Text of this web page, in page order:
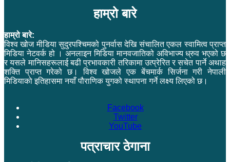
हाम्रो बारे
हाम्रो बारे:
विश्व खोज मीडिया सुदुरपश्चिमको पुनर्वास देखि संचालित एकल स्वामित्व प्राप्त
मिडिया नेटवर्क हो । अनलाइन मिडिया मानवजातिको अविभाज्य ध्रुव भएको छ
र यसले मानिसहरूलाई बढी प्रभावकारी तरिकामा उत्प्रेरित र सचेत पार्ने अथाह
शक्ति प्राप्त गरेको छ। विश्व खोजले एक बेंचमार्क सिर्जना गरी नेपाली
मिडियाको इतिहासमा नयाँ पौराणिक युगको स्थापना गर्ने लक्ष्य लिएको छ।
Facebook
Twitter
YouTube
पत्राचार ठेगाना